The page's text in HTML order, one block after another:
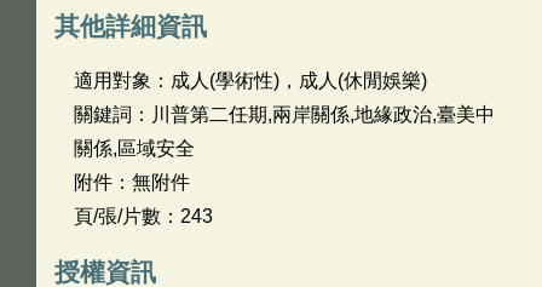
其他詳細資訊
適用對象：成人(學術性)，成人(休閒娛樂)
關鍵詞：川普第二任期,兩岸關係,地緣政治,臺美中
關係,區域安全
附件：無附件
頁/張/片數：243
授權資訊